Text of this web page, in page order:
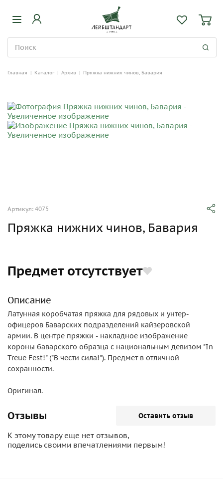
Главная | Каталог | Архив | Пряжка нижних чинов, Бавария
Артикул: 4075
Пряжка нижних чинов, Бавария
Предмет отсутствует
Описание
Латунная коробчатая пряжка для рядовых и унтер-
офицеров Баварских подразделений кайзеровской
армии. В центре пряжки - накладное изображение
короны баварского образца с национальным девизом "In
Treue Fest!" ("В чести сила!"). Предмет в отличной
сохранности.
Оригинал.
Отзывы Оставить отзыв
К этому товару еще нет отзывов,
поделись своими впечатлениями первым!